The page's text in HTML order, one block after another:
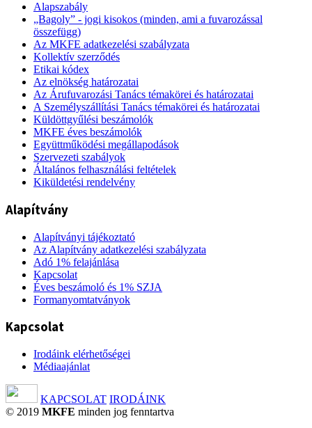
Alapszabály
„Bagoly” - jogi kisokos (minden, ami a fuvarozással
összefügg)
Az MKFE adatkezelési szabályzata
Kollektív szerződés
Etikai kódex
Az elnökség határozatai
Az Árufuvarozási Tanács témakörei és határozatai
A Személyszállítási Tanács témakörei és határozatai
Küldöttgyűlési beszámolók
MKFE éves beszámolók
Együttműködési megállapodások
Szervezeti szabályok
Általános felhasználási feltételek
Kiküldetési rendelvény
Alapítvány
Alapítványi tájékoztató
Az Alapítvány adatkezelési szabályzata
Adó 1% felajánlása
Kapcsolat
Éves beszámoló és 1% SZJA
Formanyomtatványok
Kapcsolat
Irodáink elérhetőségei
Médiaajánlat
KAPCSOLAT IRODÁINK
© 2019 MKFE minden jog fenntartva